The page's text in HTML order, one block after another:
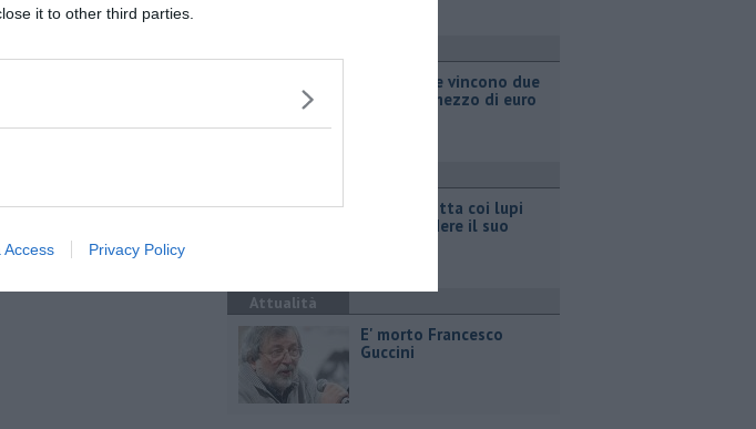
it to other third parties.
Access Privacy Policy
Grattano e vincono due
milioni e mezzo di euro
Pastora lotta coi lupi
per difendere il suo
Attualità
E' morto Francesco
Guccini